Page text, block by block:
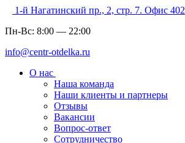
1-й Нагатинский пр., 2, стр. 7. Офис 402
Пн-Вс: 8:00 — 22:00
info@centr-otdelka.ru
О нас
Наша команда
Наши клиенты и партнеры
Отзывы
Вакансии
Вопрос-ответ
Сотрудничество